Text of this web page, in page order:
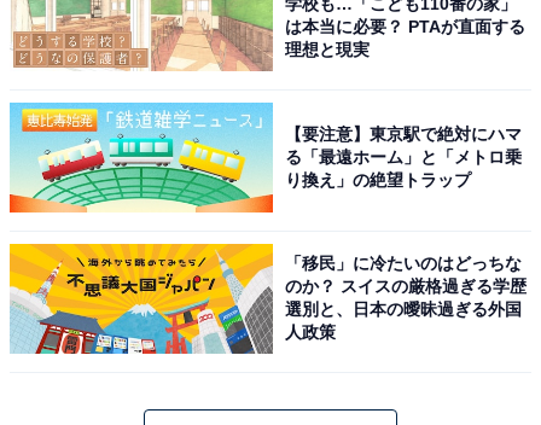
学校も…「こども110番の家」
は本当に必要？ PTAが直面する
理想と現実
【要注意】東京駅で絶対にハマ
る「最遠ホーム」と「メトロ乗
り換え」の絶望トラップ
「移民」に冷たいのはどっちな
のか？ スイスの厳格過ぎる学歴
選別と、日本の曖昧過ぎる外国
人政策